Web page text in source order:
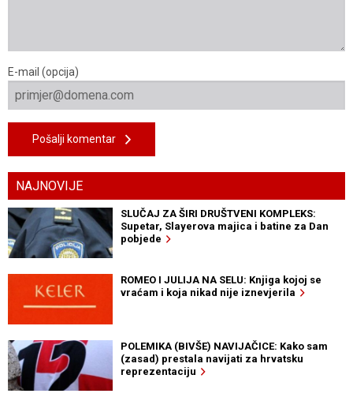
E-mail (opcija)
Pošalji komentar
NAJNOVIJE
SLUČAJ ZA ŠIRI DRUŠTVENI KOMPLEKS:
Supetar, Slayerova majica i batine za Dan
pobjede
ROMEO I JULIJA NA SELU: Knjiga kojoj se
vraćam i koja nikad nije iznevjerila
POLEMIKA (BIVŠE) NAVIJAČICE: Kako sam
(zasad) prestala navijati za hrvatsku
reprezentaciju